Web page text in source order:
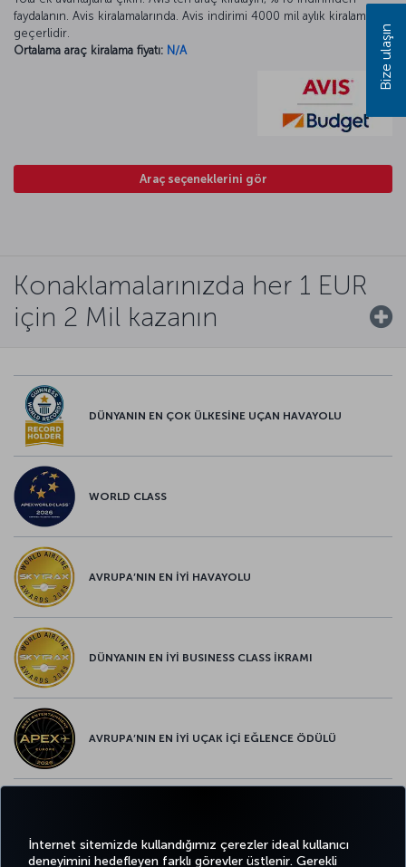
İnternet sitemizde kullandığımız çerezler ideal kullanıcı
deneyimini hedefleyen farklı görevler üstlenir. Gerekli
faydalanın. Avis kiralamalarında. Avis indirimi 4000 mil aylık kiralamada
geçerlidir.
Ortalama araç kiralama fiyatı: N/A
Araç seçeneklerini gör
Konaklamalarınızda her 1 EUR
için 2 Mil kazanın
DÜNYANIN EN ÇOK ÜLKESİNE UÇAN HAVAYOLU
WORLD CLASS
AVRUPA’NIN EN İYİ HAVAYOLU
DÜNYANIN EN İYİ BUSINESS CLASS İKRAMI
AVRUPA’NIN EN İYİ UÇAK İÇİ EĞLENCE ÖDÜLÜ
Bize ulaşın